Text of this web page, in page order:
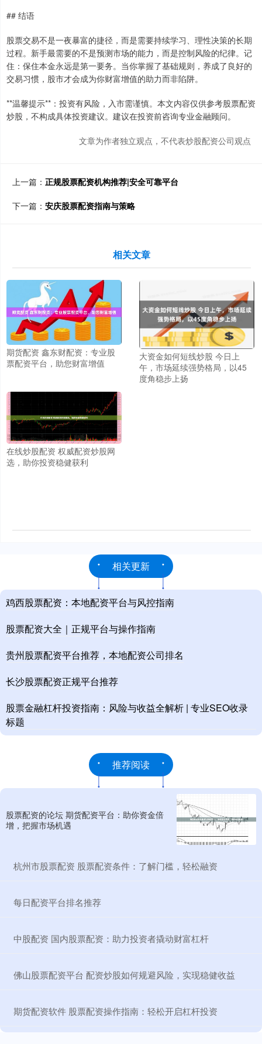
## 结语
股票交易不是一夜暴富的捷径，而是需要持续学习、理性决策的长期
过程。新手最需要的不是预测市场的能力，而是控制风险的纪律。记
住：保住本金永远是第一要务。当你掌握了基础规则，养成了良好的
交易习惯，股市才会成为你财富增值的助力而非陷阱。
**温馨提示**：投资有风险，入市需谨慎。本文内容仅供参考股票配资
炒股，不构成具体投资建议。建议在投资前咨询专业金融顾问。
文章为作者独立观点，不代表炒股配资公司观点
上一篇： 正规股票配资机构推荐|安全可靠平台
下一篇： 安庆股票配资指南与策略
相关文章
期货配资 鑫东财配资：专业股
票配资平台，助您财富增值
大资金如何短线炒股 今日上
午，市场延续强势格局，以45
度角稳步上扬
在线炒股配资 权威配资炒股网
选，助你投资稳健获利
相关更新
鸡西股票配资：本地配资平台与风控指南
股票配资大全｜正规平台与操作指南
贵州股票配资平台推荐，本地配资公司排名
长沙股票配资正规平台推荐
股票金融杠杆投资指南：风险与收益全解析 | 专业SEO收录
标题
推荐阅读
股票配资的论坛 期货配资平台：助你资金倍
增，把握市场机遇
​杭州市股票配资 股票配资条件：了解门槛，轻松融资
​每日配资平台排名推荐
​中股配资 国内股票配资：助力投资者撬动财富杠杆
​佛山股票配资平台 配资炒股如何规避风险，实现稳健收益
​期货配资软件 股票配资操作指南：轻松开启杠杆投资